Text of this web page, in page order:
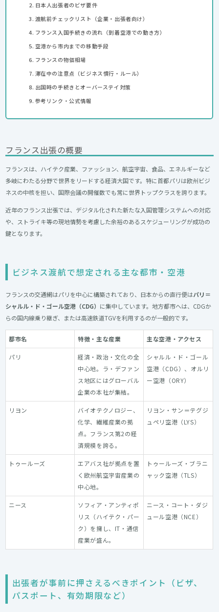
日本人出張者のビザ要件
渡航前チェックリスト（企業・出張者向け）
フランス入国手続きの流れ（到着空港での動き方）
空港から市内までの移動手段
フランスの物価相場
滞在中の注意点（ビジネス慣行・ルール）
出国時の手続きとオーバーステイ対策
参考リンク・公式情報
フランス出張の概要
フランスは、ハイテク産業、ファッション、航空宇宙、食品、エネルギーなど
多岐にわたる分野で世界をリードする経済大国です。特に首都パリは欧州ビジ
ネスの中核を担い、国際会議の開催数でも常に世界トップクラスを誇ります。
近年のフランス出張では、デジタル化された新たな入国管理システムへの対応
や、ストライキ等の現地情勢を考慮した余裕のあるスケジューリングが成功の
鍵となります。
ビジネス渡航で想定される主な都市・空港
フランスの交通網はパリを中心に構築されており、日本からの直行便はパリ＝
シャルル・ド・ゴール空港（CDG） に集中しています。地方都市へは、CDGか
らの国内線乗り継ぎ、または高速鉄道TGVを利用するのが一般的です。
都市名 特徴・主な産業 主な空港・アクセス
パリ
経済・政治・文化の全
中心地。ラ・デファン
ス地区にはグローバル
企業の本社が集結。
シャルル・ド・ゴール
空港（CDG）、オルリ
ー空港（ORY）
リヨン
バイオテクノロジー、
化学、繊維産業の拠
点。フランス第2の経
済規模を誇る。
リヨン・サン＝テグジ
ュペリ空港（LYS）
トゥールーズ
エアバス社が拠点を置
く欧州航空宇宙産業の
中心地。
トゥールーズ・ブラニ
ャック空港（TLS）
ニース
ソフィア・アンティポ
リス（ハイテク・パー
ク）を擁し、IT・通信
産業が盛ん。
ニース・コート・ダジ
ュール空港（NCE）
出張者が事前に押さえるべきポイント（ビザ、
パスポート、有効期限など）